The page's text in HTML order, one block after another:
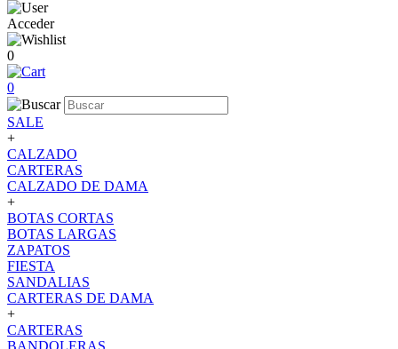
Acceder
0
0
SALE
+
CALZADO
CARTERAS
CALZADO DE DAMA
+
BOTAS CORTAS
BOTAS LARGAS
ZAPATOS
FIESTA
SANDALIAS
CARTERAS DE DAMA
+
CARTERAS
BANDOLERAS